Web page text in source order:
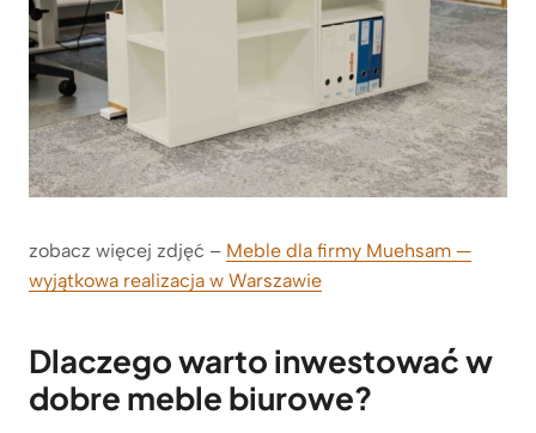
zobacz więcej zdjęć – Meble dla firmy Muehsam —
wyjątkowa realizacja w Warszawie
Dlaczego warto inwestować w
dobre meble biurowe?